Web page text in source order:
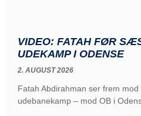
VIDEO: FATAH FØR
UDEKAMP I ODENSE
2. AUGUST 2026
Fatah Abdirahman ser frem
udebanekamp – mod OB i